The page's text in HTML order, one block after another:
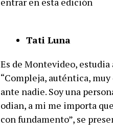
Tati Luna
Es de Montevideo,
“Compleja, auténtica,
ante nadie. Soy una
odian, a mi me importa
con fundamento”, se